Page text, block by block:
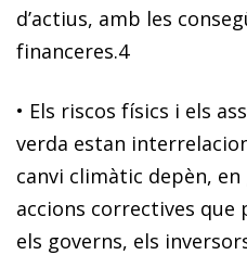
d’actius, amb les
financeres.4
• Els riscos físics i els
verda estan
canvi climàtic depèn,
accions correctives
els governs, els